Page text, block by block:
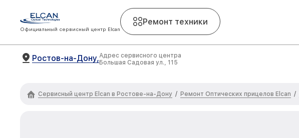
Официальный сервисный центр Elcan
Ремонт техники
Ростов-на-Дону,Адрес сервисного центра
Большая Садовая ул., 115
Сервисный центр Elcan в Ростове-на-Дону / Ремонт Оптических прицелов Elcan /